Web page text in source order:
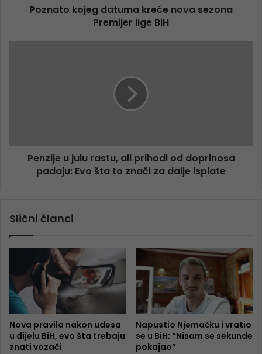
Poznato kojeg datuma kreće nova sezona
Premijer lige BiH
Penzije u julu rastu, ali prihodi od doprinosa
padaju: Evo šta to znači za dalje isplate
Slični članci
Nova pravila nakon udesa
u dijelu BiH, evo šta trebaju
znati vozači
Napustio Njemačku i vratio
se u BiH: “Nisam se sekunde
pokajao”